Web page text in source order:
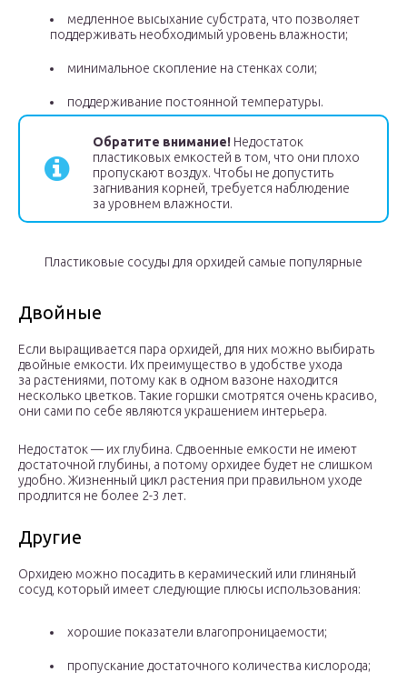
медленное высыхание субстрата, что позволяет
поддерживать необходимый уровень влажности;
минимальное скопление на стенках соли;
поддерживание постоянной температуры.
Обратите внимание! Недостаток
пластиковых емкостей в том, что они плохо
пропускают воздух. Чтобы не допустить
загнивания корней, требуется наблюдение
за уровнем влажности.
Пластиковые сосуды для орхидей самые популярные
Двойные
Если выращивается пара орхидей, для них можно выбирать
двойные емкости. Их преимущество в удобстве ухода
за растениями, потому как в одном вазоне находится
несколько цветков. Такие горшки смотрятся очень красиво,
они сами по себе являются украшением интерьера.
Недостаток — их глубина. Сдвоенные емкости не имеют
достаточной глубины, а потому орхидее будет не слишком
удобно. Жизненный цикл растения при правильном уходе
продлится не более 2-3 лет.
Другие
Орхидею можно посадить в керамический или глиняный
сосуд, который имеет следующие плюсы использования:
хорошие показатели влагопроницаемости;
пропускание достаточного количества кислорода;